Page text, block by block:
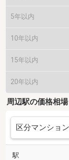
5年以内
10年以内
15年以内
20年以内
周辺駅の価格相場
駅